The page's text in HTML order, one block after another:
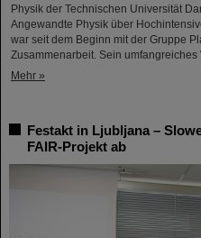
Physik der Technischen Universität
Angewandte Physik über
war seit dem Beginn mit der Gruppe
Zusammenarbeit. Sein umfangreiches
Mehr »
Festakt in Ljubljana –
FAIR-Projekt ab